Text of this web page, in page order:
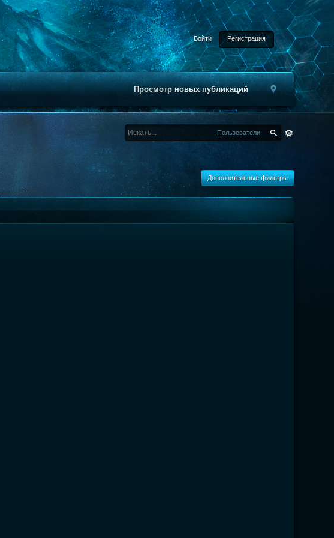
Войти Регистрация
Просмотр новых публикаций
Пользователи
Дополнительные фильтры